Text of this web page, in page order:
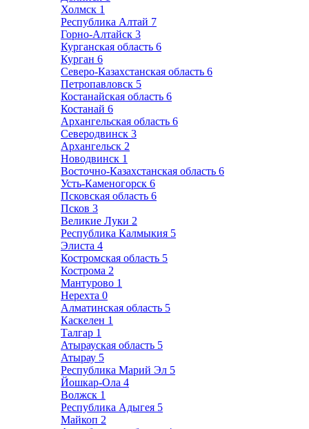
Холмск 1
Республика Алтай 7
Горно-Алтайск 3
Курганская область 6
Курган 6
Северо-Казахстанская область 6
Петропавловск 5
Костанайская область 6
Костанай 6
Архангельская область 6
Северодвинск 3
Архангельск 2
Новодвинск 1
Восточно-Казахстанская область 6
Усть-Каменогорск 6
Псковская область 6
Псков 3
Великие Луки 2
Республика Калмыкия 5
Элиста 4
Костромская область 5
Кострома 2
Мантурово 1
Нерехта 0
Алматинская область 5
Каскелен 1
Талгар 1
Атырауская область 5
Атырау 5
Республика Марий Эл 5
Йошкар-Ола 4
Волжск 1
Республика Адыгея 5
Майкоп 2